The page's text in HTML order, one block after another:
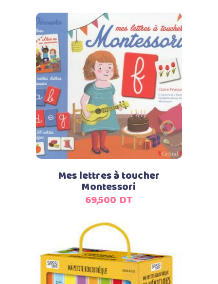
Ajouter au panier
Mes lettres à toucher
Montessori
69,500 DT